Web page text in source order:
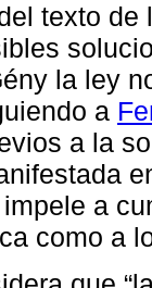
texto
la ley
a
a la
a
como a